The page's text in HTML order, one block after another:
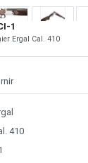
1
Ergal Cal. 410
410